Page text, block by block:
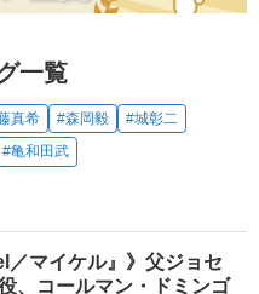
一覧
真希 #森岡毅
#城彰二
#亀和田武
／マイケル』》父ジョセ
、コールマン・ドミンゴ